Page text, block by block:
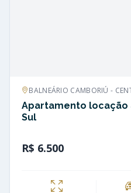
BALNEÁRIO CAMBORIÚ -
Apartamento locação
Sul
R$ 6.500